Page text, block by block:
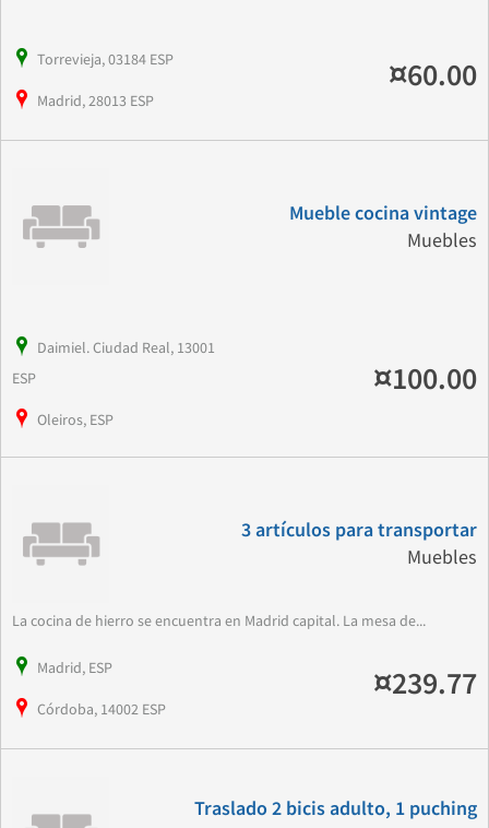
Torrevieja, 03184 ESP
Madrid, 28013 ESP
¤60.00
Mueble cocina vintage
Muebles
Daimiel. Ciudad Real, 13001
ESP
Oleiros, ESP
¤100.00
3 artículos para transportar
Muebles
La cocina de hierro se encuentra en Madrid capital. La mesa de...
Madrid, ESP
Córdoba, 14002 ESP
¤239.77
Traslado 2 bicis adulto, 1 puching